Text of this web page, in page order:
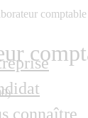
connaître